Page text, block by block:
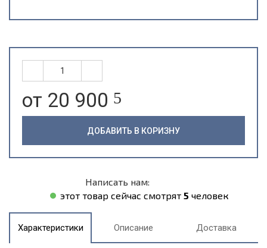
от 20 900 5
ДОБАВИТЬ В КОРИЗНУ
Написать нам:
этот товар сейчас смотрят 5 человек
Характеристики Описание Доставка